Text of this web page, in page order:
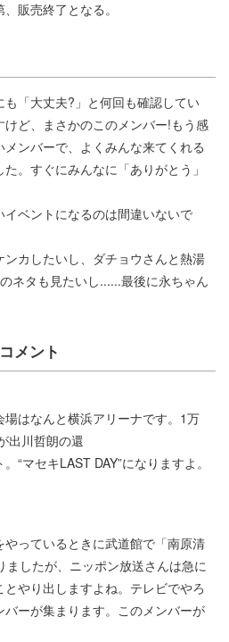
販売終了となる。
「大丈夫?」と何回も確認してい
ど、まさかのこのメンバー!もう感
ンバーで、よくみんな来てくれる
。すぐにみんなに「ありがとう」
ベントになるのは間違いないで
カしたいし、ダチョウさんと熱湯
ネタも見たいし......最後に永ちゃん
メント
場はなんと横浜アリーナです。1万
出川哲朗の還
“マセキLAST DAY”になりますよ。
やっているときに武道館で「南原清
したが、ニッポン放送さんは急に
やり出しますよね。テレビでやろ
ーが集まります。このメンバーが